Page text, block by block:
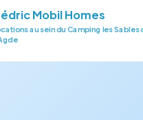
Mobil Homes
au sein du Camping les Sables